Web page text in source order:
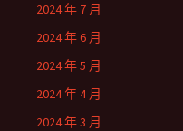
2024 年 7 月
2024 年 6 月
2024 年 5 月
2024 年 4 月
2024 年 3 月